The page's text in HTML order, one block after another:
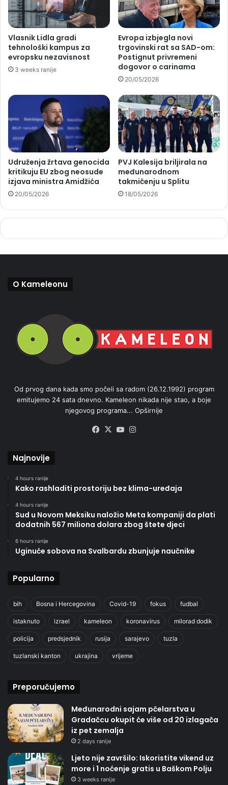
Vlasnik Lidla gradi
tehnološki kampus za
evropsku nezavisnost
3 weeks ranije
Evropa izbjegla novi
trgovinski rat sa SAD-om:
Postignut privremeni
dogovor o carinama
20/05/2026
Udruženja žrtava genocida
kritikuju EU zbog neosude
izjava ministra Amidžića
20/05/2026
PVJ Kalesija briljirala na
međunarodnom
takmičenju u Splitu
18/05/2026
O Kameleonu
Od prvog dana kada smo počeli sa radom (26.12.1992) program
emitujemo 24 sata dnevno. Kameleon nikada nije stao, a boje
njegovog programa... Opširnije
Facebook
X YouTube
Najnovije
4 hours ranije
Kako rashladiti prostoriju bez klima-uređaja
4 hours ranije
Sud u Novom Meksiku naložio Meta kompaniji da plati
dodatnih 567 miliona dolara zbog štete djeci
6 hours ranije
Uginuće sobova na Svalbardu zbunjuje naučnike
Popularno
bih Bosna i Hercegovina Covid-19 fokus fudbal
istaknuto izrael kameleon koronavirus milorad dodik
policija predsjednik rusija sarajevo tuzla
tuzlanski kanton ukrajina vrijeme
Preporučujemo
Međunarodni sajam pčelarstva u
Gradačcu okupit će više od 20 izlagača
iz pet zemalja
2 days ranije
Ljeto nije završilo: Iskoristite vikend uz
more i 1 noćenje gratis u Baškom Polju
3 weeks ranije